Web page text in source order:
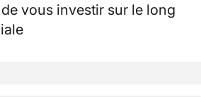
vous investir sur le long